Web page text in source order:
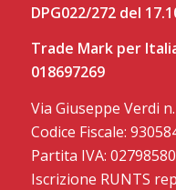
DPG022/272 del
Trade Mark per
018697269
Via Giuseppe Verdi
Codice Fiscale:
Partita IVA:
Iscrizione RUNTS